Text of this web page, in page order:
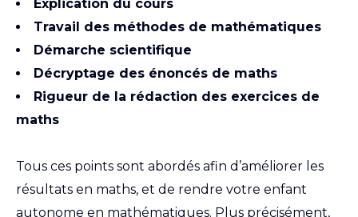
Explication du cours
Travail des méthodes de mathématiques
Démarche scientifique
Décryptage des énoncés de maths
Rigueur de la rédaction des exercices de
maths
Tous ces points sont abordés afin d’améliorer les
résultats en maths, et de rendre votre enfant
autonome en mathématiques. Plus précisément,